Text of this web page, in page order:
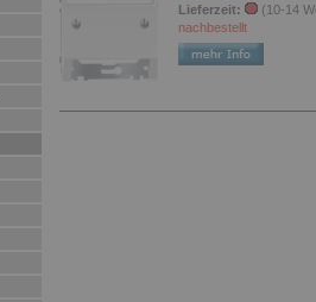
Lieferzeit:
(10-14
nachbestellt